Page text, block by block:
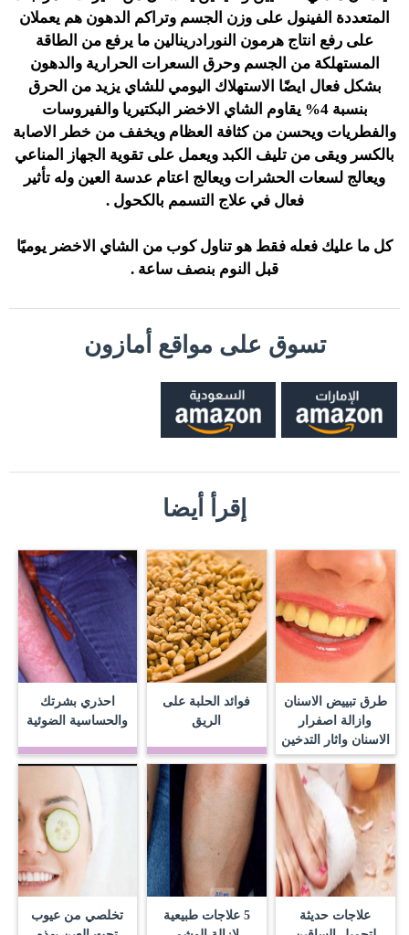
المتعددة الفينول على وزن الجسم وتراكم الدهون هم يعملان
على رفع انتاج هرمون النورادرينالين ما يرفع من الطاقة
المستهلكة من الجسم وحرق السعرات الحرارية والدهون
بشكل فعال ايضًا الاستهلاك اليومي للشاي يزيد من الحرق
بنسبة 4% يقاوم الشاي الاخضر البكتيريا والفيروسات
والفطريات ويحسن من كثافة العظام ويخفف من خطر الاصابة
بالكسر ويقى من تليف الكبد ويعمل على تقوية الجهاز المناعي
ويعالج لسعات الحشرات ويعالج اعتام عدسة العين وله تأثير
فعال في علاج التسمم بالكحول .
كل ما عليك فعله فقط هو تناول كوب من الشاي الاخضر يوميًا
قبل النوم بنصف ساعة .
تسوق على مواقع أمازون
إقرأ أيضا
طرق تبييض الاسنان
وازالة اصفرار
الاسنان واثار التدخين
فوائد الحلبة على
الريق
احذري بشرتك
والحساسية الضوئية
علاجات حديثة
5 علاجات طبيعية
تخلصي من عيوب